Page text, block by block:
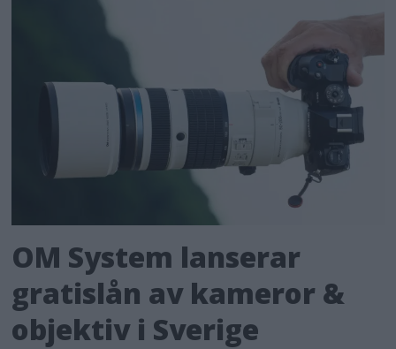
OM System lanserar
gratislån av kameror &
objektiv i Sverige